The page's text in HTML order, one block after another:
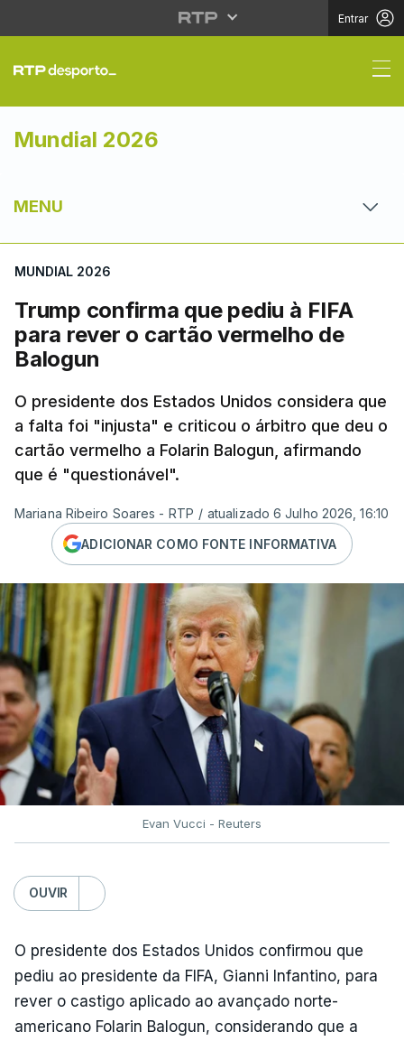
Entrar
Trump confirma que
Mundial 2026
MENU
MUNDIAL 2026
Trump confirma que pediu à FIFA
para rever o cartão vermelho de
Balogun
O presidente dos Estados Unidos considera que
a falta foi "injusta" e criticou o árbitro que deu o
cartão vermelho a Folarin Balogun, afirmando
que é "questionável".
Mariana Ribeiro Soares - RTP / atualizado 6 Julho 2026, 16:10
ADICIONAR COMO FONTE INFORMATIVA
Evan Vucci - Reuters
OUVIR
O presidente dos Estados Unidos confirmou que
pediu ao presidente da FIFA, Gianni Infantino, para
rever o castigo aplicado ao avançado norte-
americano Folarin Balogun, considerando que a